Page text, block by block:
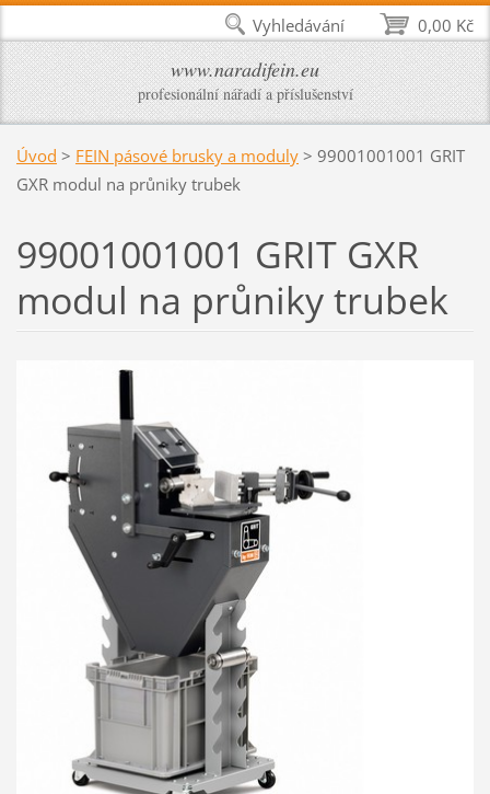
www.naradifein.eu
profesionální nářadí a příslušenství
Úvod > FEIN pásové brusky a moduly > 99001001001 GRIT
GXR modul na průniky trubek
99001001001 GRIT GXR
modul na průniky trubek
0,00 Kč
Vyhledávání